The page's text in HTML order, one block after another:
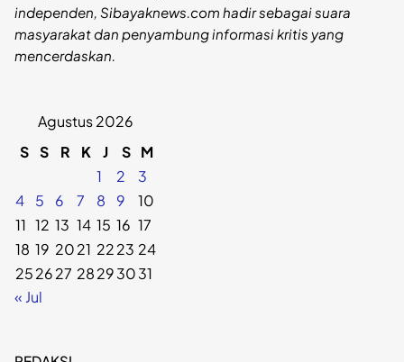
independen, Sibayaknews.com hadir sebagai suara
masyarakat dan penyambung informasi kritis yang
mencerdaskan.
Agustus 2026
S S R K J S M
1
2
3
4
5 6 7 8 9
10
11 12 13 14 15 16 17
18 19 2021 2223 24
252627 28293031
« Jul